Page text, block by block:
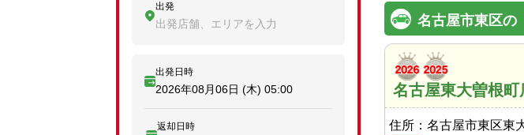
名古屋市東区の
名古屋東大曽根町
住所： 名古屋市東区東
出発
出発店舗、エリアを入力
出発日時
2026年08月06日 (木) 05:00
返却日時